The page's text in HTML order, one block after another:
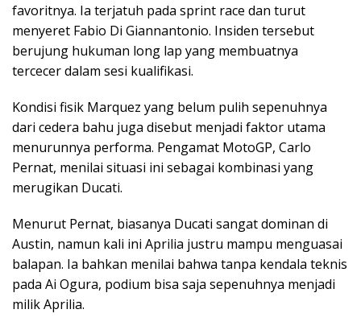
favoritnya. Ia terjatuh pada sprint race dan turut
menyeret Fabio Di Giannantonio. Insiden tersebut
berujung hukuman long lap yang membuatnya
tercecer dalam sesi kualifikasi.
Kondisi fisik Marquez yang belum pulih sepenuhnya
dari cedera bahu juga disebut menjadi faktor utama
menurunnya performa. Pengamat MotoGP, Carlo
Pernat, menilai situasi ini sebagai kombinasi yang
merugikan Ducati.
Menurut Pernat, biasanya Ducati sangat dominan di
Austin, namun kali ini Aprilia justru mampu menguasai
balapan. Ia bahkan menilai bahwa tanpa kendala teknis
pada Ai Ogura, podium bisa saja sepenuhnya menjadi
milik Aprilia.